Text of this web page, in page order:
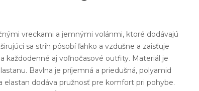
vreckami a jemnými volánmi, ktoré dodávajú
sa strih pôsobí ľahko a vzdušne a zaisťuje
každodenné aj voľnočasové outfity. Materiál je
Bavlna je príjemná a priedušná, polyamid
elastan dodáva pružnosť pre komfort pri pohybe.